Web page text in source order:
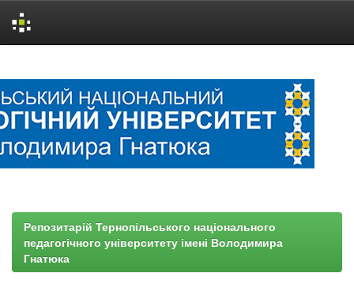
Репозитарій Тернопільського національного
педагогічного університету імені Володимира
Гнатюка